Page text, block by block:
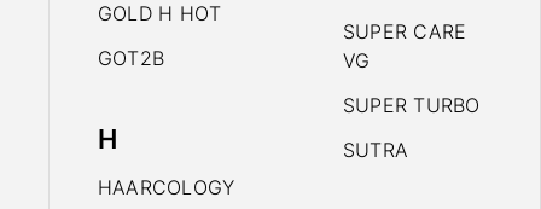
GOLD H HOT
GOT2B
H
HAARCOLOGY
SUPER CARE
VG
SUPER TURBO
SUTRA